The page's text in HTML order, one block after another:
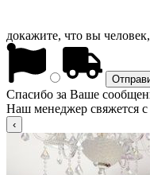
докажите, что вы
Спасибо за Ваше
Наш менеджер свяжется